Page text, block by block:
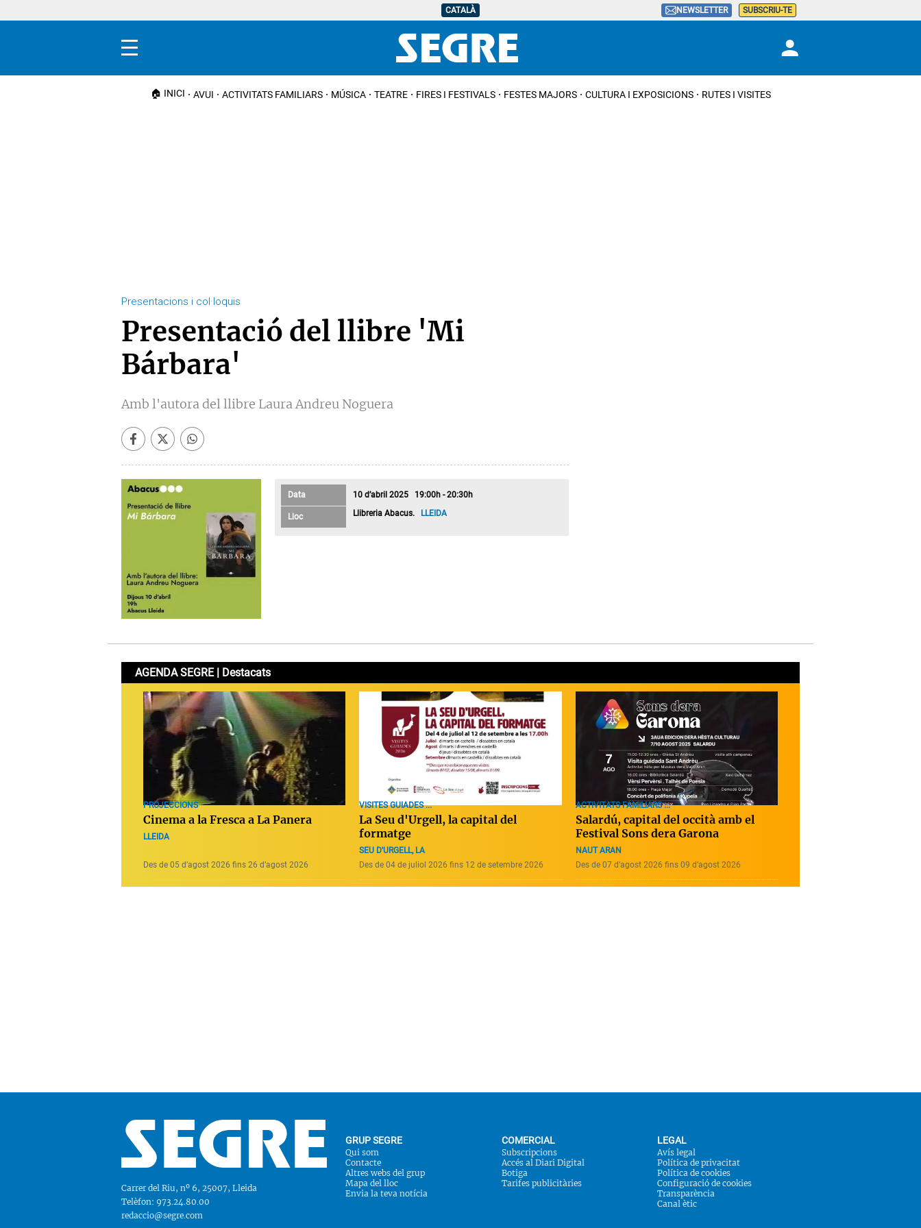
CATALÀ NEWSLETTER SUBSCRIU-TE
Menú
🏠 INICI AVUI ACTIVITATS FAMILIARS MÚSICA TEATRE FIRES I FESTIVALS FESTES MAJORS CULTURA I EXPOSICIONS RUTES I VISITES
Presentacions i col·loquis
Presentació del llibre 'Mi
Bárbara'
Amb l'autora del llibre Laura Andreu Noguera
Data 10 d’abril 2025 19:00h - 20:30h
Lloc Llibreria Abacus. LLEIDA
AGENDA SEGRE | Destacats
PROJECCIONS
Cinema a la Fresca a La Panera
LLEIDA
Des de 05 d’agost 2026 fins 26 d’agost 2026
VISITES GUIADES ...
La Seu d'Urgell, la capital del
formatge
SEU D'URGELL, LA
Des de 04 de juliol 2026 fins 12 de setembre 2026
ACTIVITATS FAMILIARS ...
Salardú, capital del occità amb el
Festival Sons dera Garona
NAUT ARAN
Des de 07 d’agost 2026 fins 09 d’agost 2026
Carrer del Riu, nº 6, 25007, Lleida
Telèfon: 973.24.80.00
redaccio@segre.com
GRUP SEGRE
Qui som
Contacte
Altres webs del grup
Mapa del lloc
Envia la teva notícia
COMERCIAL
Subscripcions
Accés al Diari Digital
Botiga
Tarifes publicitàries
LEGAL
Avís legal
Política de privacitat
Política de cookies
Configuració de cookies
Transparència
Canal ètic